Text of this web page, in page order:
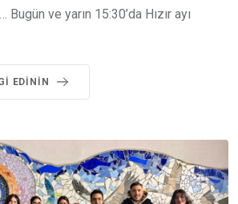
Bugün ve yarın 15:30’da Hızır ayı
EDININ